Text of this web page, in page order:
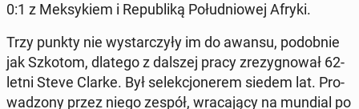
0:1 z Mek­sy­kiem i Re­pu­bli­ką Po­łu­dnio­wej Afryki.
Trzy punkty nie wy­star­czy­ły im do awansu, po­dob­nie
jak Szkotom, dlatego z dalszej pracy zre­zy­gno­wał 62-
letni Steve Clarke. Był se­lek­cjo­ne­rem siedem lat. Pro­
wa­dzo­ny przez niego zespół, wra­ca­ją­cy na mundial po